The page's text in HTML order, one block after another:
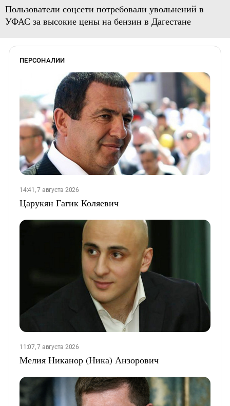
Пользователи соцсети потребовали увольнений в
УФАС за высокие цены на бензин в Дагестане
ПЕРСОНАЛИИ
14:41, 7 августа 2026
Царукян Гагик Коляевич
11:07, 7 августа 2026
Мелия Никанор (Ника) Анзорович